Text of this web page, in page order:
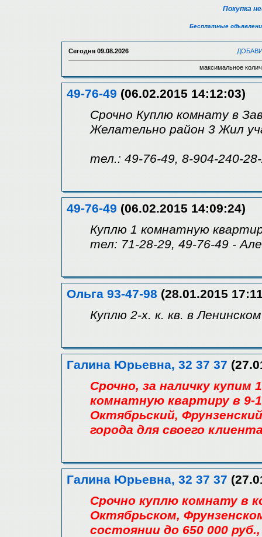
Покупка
Бесплатные
Сегодня 09.08.2026
максимальное
49-76-49 (06.02.2015 14:12:03)
Срочно Куплю комнату в
Желательно район 3 Жил
тел.: 49-76-49, 8-904-240-
49-76-49 (06.02.2015 14:09:24)
Куплю 1 комнатную
тел: 71-28-29, 49-76-49 -
Ольга 93-47-98 (28.01.2015
Куплю 2-х. к. кв. в
Галина Юрьевна, 32 37 37
Срочно, за наличку
комнатную квартиру в
Октябрьский,
города для своего
Галина Юрьевна, 32 37 37
Срочно куплю комнату в
Октябрьском,
состоянии до 650 000